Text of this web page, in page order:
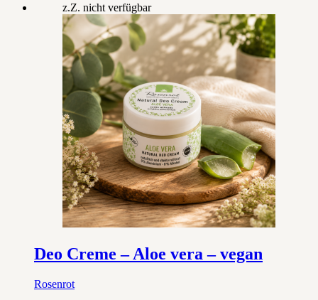
z.Z. nicht verfügbar
Deo Creme – Aloe vera – vegan
Rosenrot